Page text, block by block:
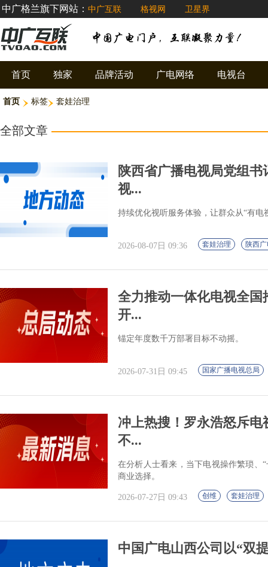
中广格兰旗下网站： 中广互联 格视网 卫星界
首页 独家 品牌活动 广电网络 电视台
首页 标签 套娃治理
全部文章
陕西省广播电视局党组
视...
持续优化视听服务体验，让群众从“有电
2026-08-07日 09:36 套娃治理 陕西
全力推动一体化电视全
开...
锚定年度数千万部署目标不动摇。
2026-07-31日 09:45 国家广播电视总局
冲上热搜！罗永浩怒斥
不...
在分析人士看来，当下电视操作繁琐、
商业选择。
2026-07-27日 09:43 创维 套娃治理
中国广电山西公司以“双